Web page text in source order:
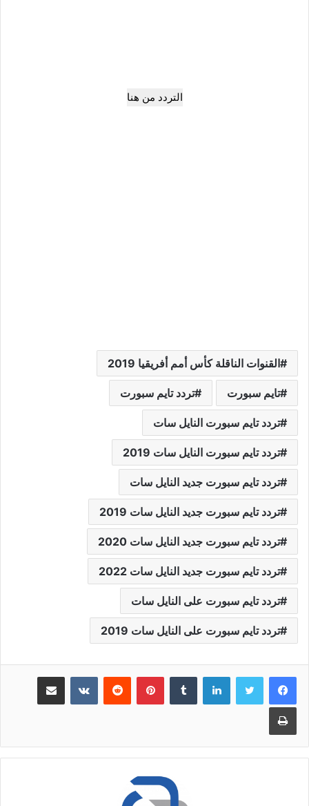
التردد من هنا
القنوات الناقلة كأس أمم أفريقيا 2019
تايم سبورت تردد تايم سبورت
تردد تايم سبورت النايل سات
تردد تايم سبورت النايل سات 2019
تردد تايم سبورت جديد النايل سات
تردد تايم سبورت جديد النايل سات 2019
تردد تايم سبورت جديد النايل سات 2020
تردد تايم سبورت جديد النايل سات 2022
تردد تايم سبورت على النايل سات
تردد تايم سبورت على النايل سات 2019
لينكدإن بينتيريست مشاركة عبر البريد
طباعة